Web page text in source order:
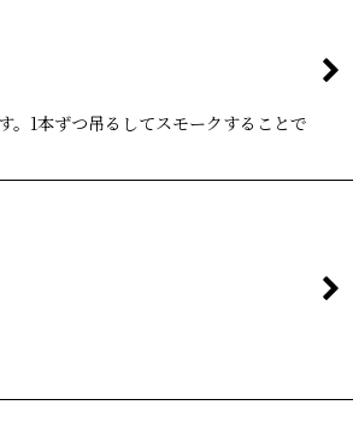
。1本ずつ吊るしてスモークすることで